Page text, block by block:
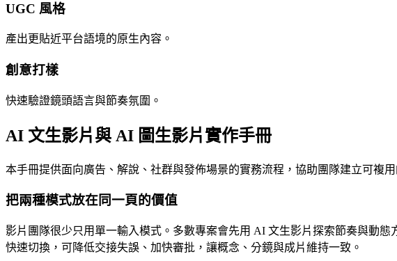
UGC 風格
產出更貼近平台語境的原生內容。
創意打樣
快速驗證鏡頭語言與節奏氛圍。
AI 文生影片與 AI 圖生影片實作手冊
本手冊提供面向廣告、解說、社群與發佈場景的實務流程，協助團隊建立可複
把兩種模式放在同一頁的價值
影片團隊很少只用單一輸入模式。多數專案會先用 AI 文生影片探索節奏與動
快速切換，可降低交接失誤、加快審批，讓概念、分鏡與成片維持一致。